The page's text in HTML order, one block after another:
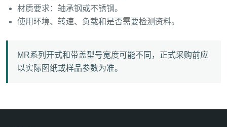
材质要求：轴承钢或不锈钢。
使用环境、转速、负载和是否需要检测资料。
MR系列开式和带盖型号宽度可能不同，正式采购前应
以实际图纸或样品参数为准。